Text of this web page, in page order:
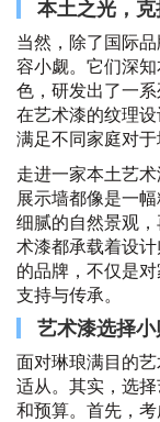
本土之光，
当然，除了国际
容小觑。它们深
色，研发出了一
在艺术漆的纹理
满足不同家庭对于
走进一家本土艺
展示墙都像是一
细腻的自然景观
术漆都承载着设
的品牌，不仅是
支持与传承。
艺术漆选择
面对琳琅满目的
适从。其实，选
和预算。首先，